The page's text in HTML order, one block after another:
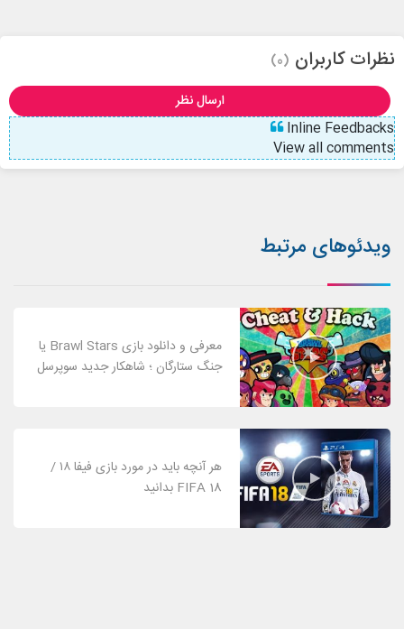
نظرات کاربران (0)
ارسال نظر
Inline Feedbacks
View all comments
ویدئوهای مرتبط
معرفی و دانلود بازی Brawl Stars یا
جنگ ستارگان ؛ شاهکار جدید سوپرسل
هر آنچه باید در مورد بازی فیفا ۱۸ /
FIFA 18 بدانید